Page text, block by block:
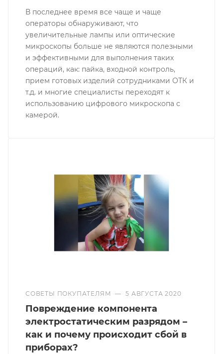
В последнее время все чаще и чаще
операторы обнаруживают, что
увеличительные лампы или оптические
микроскопы больше не являются полезными
и эффективными для выполнения таких
операций, как: пайка, входной контроль,
прием готовых изделий сотрудниками ОТК и
т.д. и многие специалисты переходят к
использованию цифрового микроскопа с
камерой.
СОВЕТЫ ПОКУПАТЕЛЯМ — 5 АВГУСТА 2020
Повреждение компонента
электростатическим разрядом –
как и почему происходит сбой в
приборах?